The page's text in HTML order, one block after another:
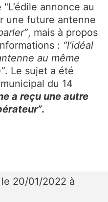
annonce au
une future antenne
, mais à propos
: “l’idéal
au même
. Le sujet a été
du 14
a reçu une autre
.
le 20/01/2022 à